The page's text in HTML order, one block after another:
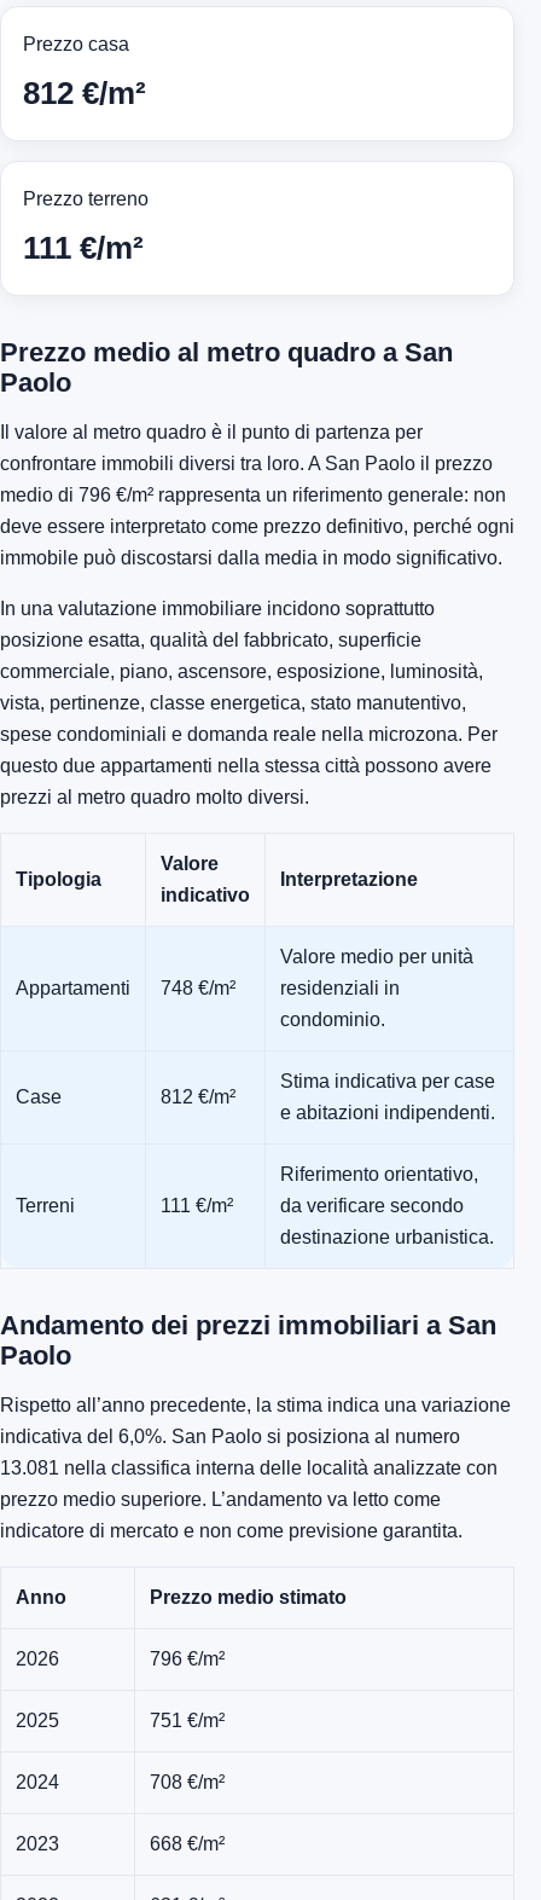
Prezzo casa
812 €/m²
Prezzo terreno
111 €/m²
Prezzo medio al metro quadro a San
Paolo
Il valore al metro quadro è il punto di partenza per
confrontare immobili diversi tra loro. A San Paolo il prezzo
medio di 796 €/m² rappresenta un riferimento generale: non
deve essere interpretato come prezzo definitivo, perché ogni
immobile può discostarsi dalla media in modo significativo.
In una valutazione immobiliare incidono soprattutto
posizione esatta, qualità del fabbricato, superficie
commerciale, piano, ascensore, esposizione, luminosità,
vista, pertinenze, classe energetica, stato manutentivo,
spese condominiali e domanda reale nella microzona. Per
questo due appartamenti nella stessa città possono avere
prezzi al metro quadro molto diversi.
Tipologia
Valore
indicativo
Interpretazione
Appartamenti 748 €/m²
Valore medio per unità
residenziali in
condominio.
Case 812 €/m²
Stima indicativa per case
e abitazioni indipendenti.
Terreni 111 €/m²
Riferimento orientativo,
da verificare secondo
destinazione urbanistica.
Andamento dei prezzi immobiliari a San
Paolo
Rispetto all’anno precedente, la stima indica una variazione
indicativa del 6,0%. San Paolo si posiziona al numero
13.081 nella classifica interna delle località analizzate con
prezzo medio superiore. L’andamento va letto come
indicatore di mercato e non come previsione garantita.
Anno Prezzo medio stimato
2026 796 €/m²
2025 751 €/m²
2024 708 €/m²
2023 668 €/m²